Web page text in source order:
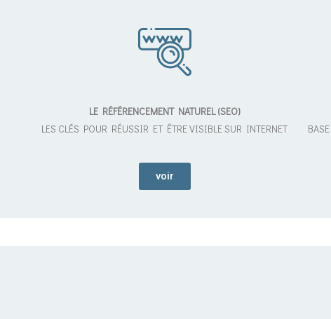
LE RÉFÉRENCEMENT NATUREL (SEO)
LES CLÉS POUR RÉUSSIR ET ÊTRE VISIBLE SUR INTERNET
voir